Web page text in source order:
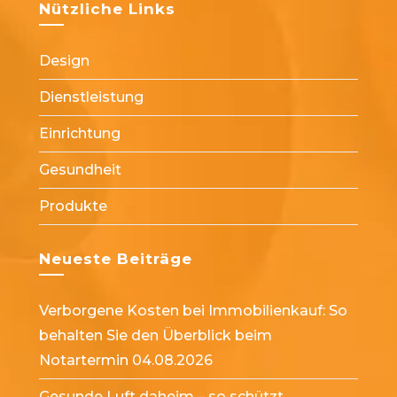
tab
tab
tab
in
a
in
Nützliche Links
Design
Dienstleistung
Einrichtung
Gesundheit
Produkte
Neueste Beiträge
Verborgene Kosten bei Immobilienkauf: So
behalten Sie den Überblick beim
Notartermin 04.08.2026